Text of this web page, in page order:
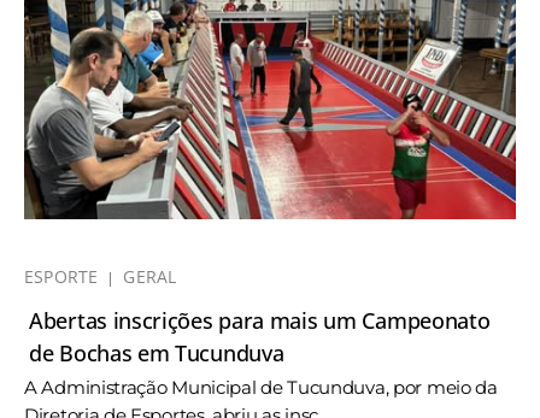
ESPORTE GERAL
Abertas inscrições para mais um Campeonato
de Bochas em Tucunduva
A Administração Municipal de Tucunduva, por meio da